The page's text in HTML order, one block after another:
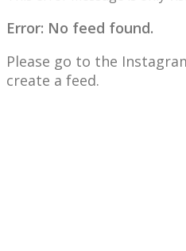
Error: No feed found.
Please go to the
create a feed.